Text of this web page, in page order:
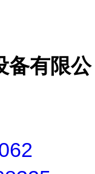
备有限公